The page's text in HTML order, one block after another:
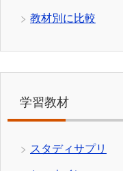
教材別に比較
学習教材
スタディサプリ